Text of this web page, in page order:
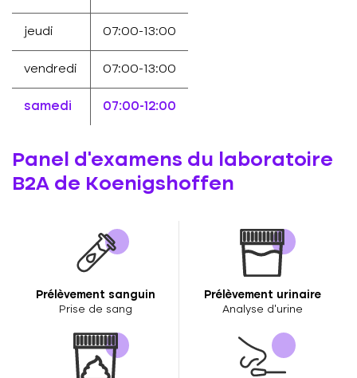
jeudi 07:00-13:00
vendredi 07:00-13:00
samedi 07:00-12:00
Panel d'examens du laboratoire
B2A de Koenigshoffen
Prélèvement sanguin
Prise de sang
Prélèvement urinaire
Analyse d’urine